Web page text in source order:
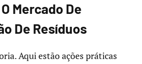
Mercado De
De Resíduos
Aqui estão ações práticas